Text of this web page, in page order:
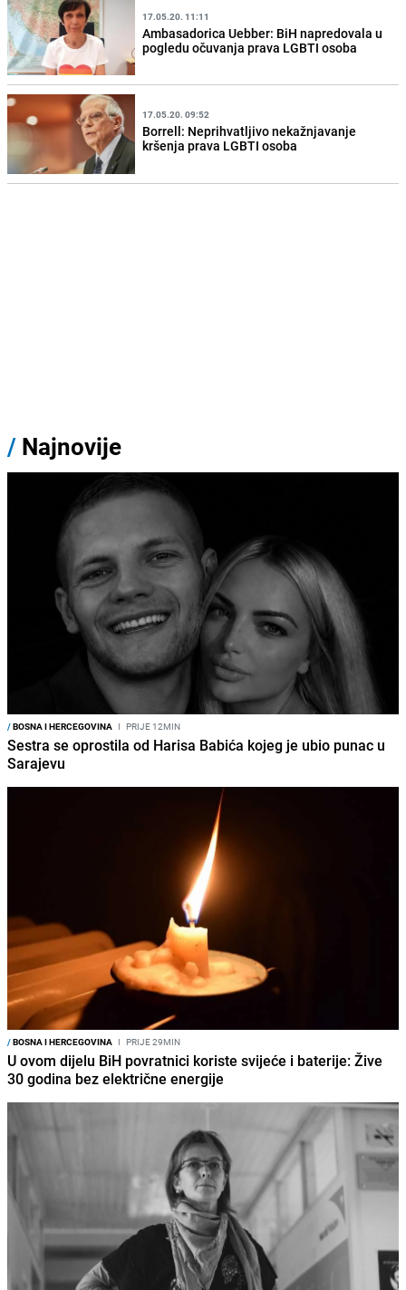
17.05.20. 11:11
Ambasadorica Uebber: BiH napredovala u
pogledu očuvanja prava LGBTI osoba
17.05.20. 09:52
Borrell: Neprihvatljivo nekažnjavanje
kršenja prava LGBTI osoba
/ Najnovije
/BOSNA I HERCEGOVINA I PRIJE 12MIN
Sestra se oprostila od Harisa Babića kojeg je ubio punac u
Sarajevu
/BOSNA I HERCEGOVINA I PRIJE 29MIN
U ovom dijelu BiH povratnici koriste svijeće i baterije: Žive
30 godina bez električne energije